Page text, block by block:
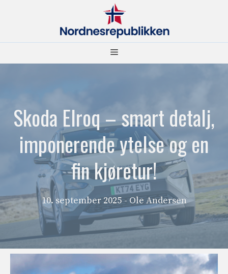
Meny
Skoda Elroq – smart detalj,
imponerende ytelse og en
fin kjøretur!
10. september 2025 - Ole Andersen